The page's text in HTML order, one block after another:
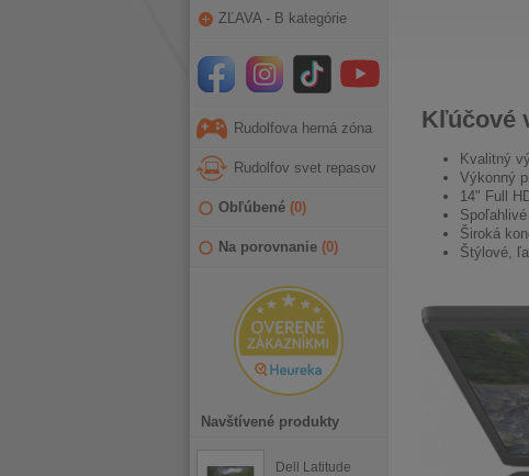
ZĽAVA - B kategórie
Rudolfova herná zóna
Rudolfov svet repasov
Obľúbené (0)
Na porovnanie (0)
Navštívené produkty
Dell Latitude
Kľúčové
Kvalitný
Výkonný
14" Full
Široká
Štýlové,